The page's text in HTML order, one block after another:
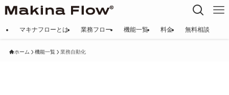
マキナフローとは 業務フロー 機能一覧 料金 無料相談
ホーム 機能一覧 業務自動化